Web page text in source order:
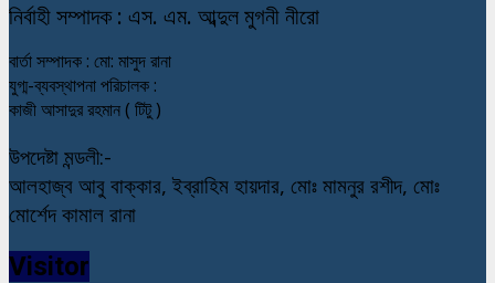
নির্বাহী সম্পাদক : এস. এম. আব্দুল মুগনী নীরো
বার্তা সম্পাদক : মো: মাসুদ রানা
যুগ্ম-ব্যবস্থাপনা পরিচালক :
কাজী আসাদুর রহমান ( টিটু )
উপদেষ্টা মন্ডলী:-
আলহাজ্ব আবু বাক্কার, ইব্রাহিম হায়দার, মোঃ মামনুর রশীদ, মোঃ
মোর্শেদ কামাল রানা
Visitor